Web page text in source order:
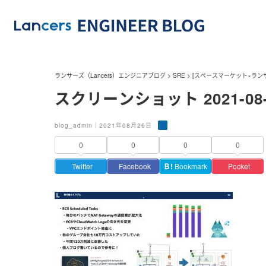
ランサーズ（Lancers）エンジニアブログ > SRE > [スペースマーケット×ラン
スクリーンショット 2021-
blog_admin｜2021年08月26日
0
Twitter
0
Facebook
0
Ｂ! Bookmark
0
Pocket